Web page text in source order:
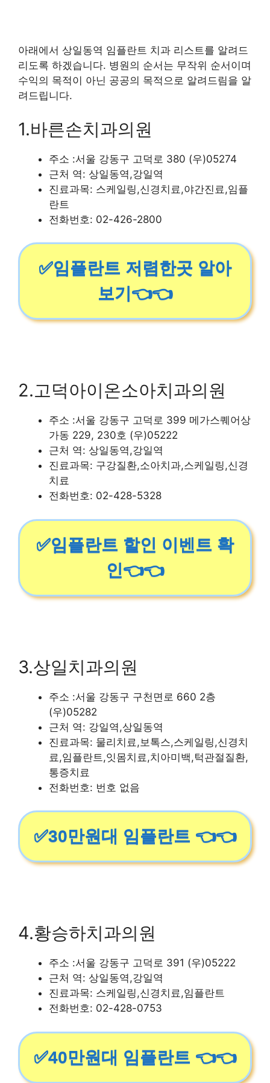
아래에서 상일동역 임플란트 치과 리스트를 알려드
리도록 하겠습니다. 병원의 순서는 무작위 순서이며
수익의 목적이 아닌 공공의 목적으로 알려드림을 알
려드립니다.
1.바른손치과의원
주소 :서울 강동구 고덕로 380 (우)05274
근처 역: 상일동역,강일역
진료과목: 스케일링,신경치료,야간진료,임플
란트
전화번호: 02-426-2800
✅임플란트 저렴한곳 알아
보기👈👈
2.고덕아이온소아치과의원
주소 :서울 강동구 고덕로 399 메가스퀘어상
가동 229, 230호 (우)05222
근처 역: 상일동역,강일역
진료과목: 구강질환,소아치과,스케일링,신경
치료
전화번호: 02-428-5328
✅임플란트 할인 이벤트 확
인👈👈
3.상일치과의원
주소 :서울 강동구 구천면로 660 2층
(우)05282
근처 역: 강일역,상일동역
진료과목: 물리치료,보톡스,스케일링,신경치
료,임플란트,잇몸치료,치아미백,턱관절질환,
통증치료
전화번호: 번호 없음
✅30만원대 임플란트 👈👈
4.황승하치과의원
주소 :서울 강동구 고덕로 391 (우)05222
근처 역: 상일동역,강일역
진료과목: 스케일링,신경치료,임플란트
전화번호: 02-428-0753
✅40만원대 임플란트 👈👈